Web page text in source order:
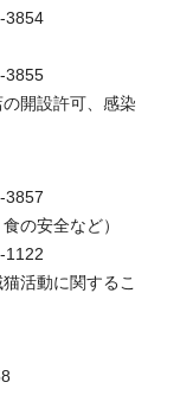
3854
3855
の開設許可、感染
3857
の安全など）
活動に関するこ